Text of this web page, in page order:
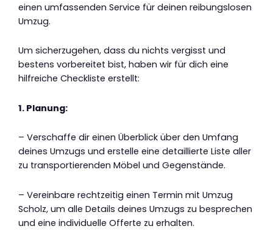
einen umfassenden Service für deinen reibungslosen
Umzug.
Um sicherzugehen, dass du nichts vergisst und
bestens vorbereitet bist, haben wir für dich eine
hilfreiche Checkliste erstellt:
1. Planung:
– Verschaffe dir einen Überblick über den Umfang
deines Umzugs und erstelle eine detaillierte Liste aller
zu transportierenden Möbel und Gegenstände.
– Vereinbare rechtzeitig einen Termin mit Umzug
Scholz, um alle Details deines Umzugs zu besprechen
und eine individuelle Offerte zu erhalten.